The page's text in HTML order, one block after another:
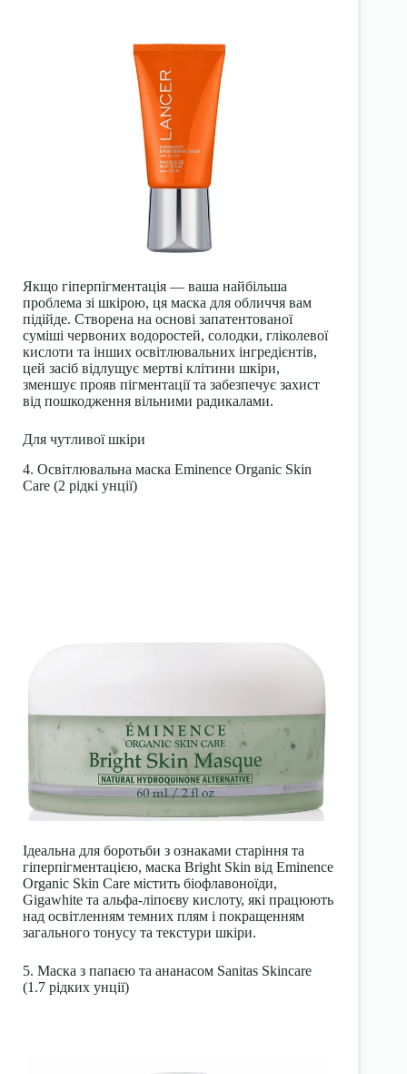
Якщо гіперпігментація — ваша найбільша
проблема зі шкірою, ця маска для обличчя вам
підійде. Створена на основі запатентованої
суміші червоних водоростей, солодки, гліколевої
кислоти та інших освітлювальних інгредієнтів,
цей засіб відлущує мертві клітини шкіри,
зменшує прояв пігментації та забезпечує захист
від пошкодження вільними радикалами.
Для чутливої шкіри
4. Освітлювальна маска Eminence Organic Skin
Care (2 рідкі унції)
Ідеальна для боротьби з ознаками старіння та
гіперпігментацією, маска Bright Skin від Eminence
Organic Skin Care містить біофлавоноїди,
Gigawhite та альфа-ліпоєву кислоту, які працюють
над освітленням темних плям і покращенням
загального тонусу та текстури шкіри.
5. Маска з папаєю та ананасом Sanitas Skincare
(1.7 рідких унції)